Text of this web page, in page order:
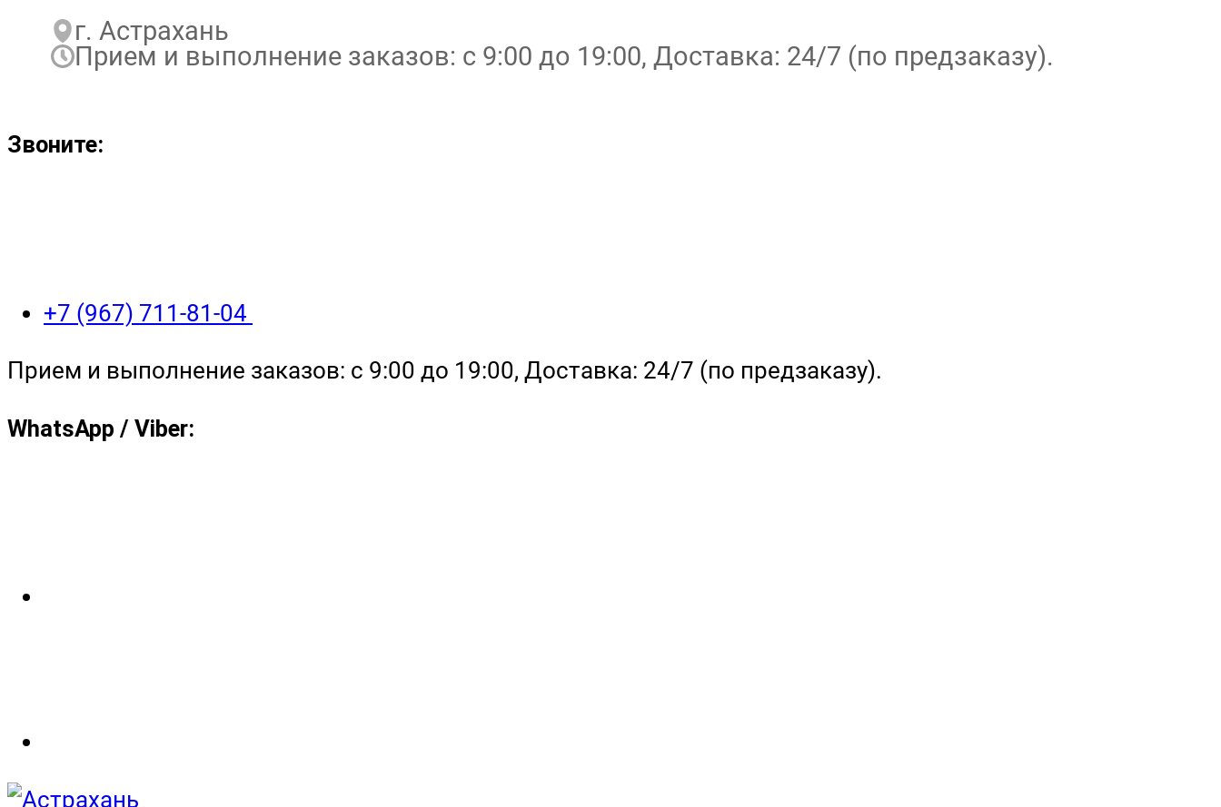
г. Астрахань
Прием и выполнение заказов: с 9:00 до 19:00, Доставка: 24/7 (по предзаказу).
Звоните:
+7 (967) 711-81-04
Прием и выполнение заказов: с 9:00 до 19:00, Доставка: 24/7 (по предзаказу).
WhatsApp / Viber: